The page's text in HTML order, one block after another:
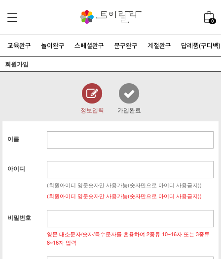
0
교육완구 놀이완구 스페셜완구 문구완구 계절완구 답례품(구디백)
회원가입
정보입력 가입완료
이름
아이디
(회원아이디 영문숫자만 사용가능(숫자만으로 아이디 사용금지))
(회원아이디 영문숫자만 사용가능(숫자만으로 아이디 사용금지))
비밀번호
영문 대소문자/숫자/특수문자를 혼용하여 2종류 10~16자 또는 3종류
8~16자 입력